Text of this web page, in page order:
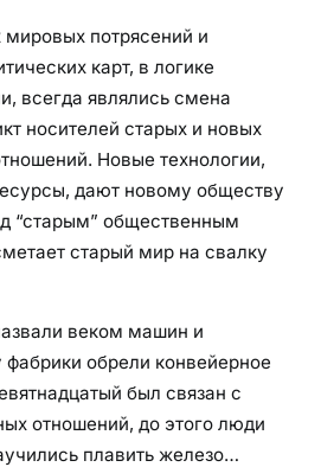
мировых потрясений и
карт, в логике
всегда являлись смена
носителей старых и новых
Новые технологии,
дают новому обществу
“старым” общественным
старый мир на свалку
веком машин и
фабрики обрели конвейерное
был связан с
отношений, до этого люди
плавить железо…